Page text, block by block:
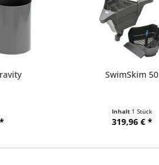
SwimSkim 50
Inhalt 1 Stück
319,96 € *